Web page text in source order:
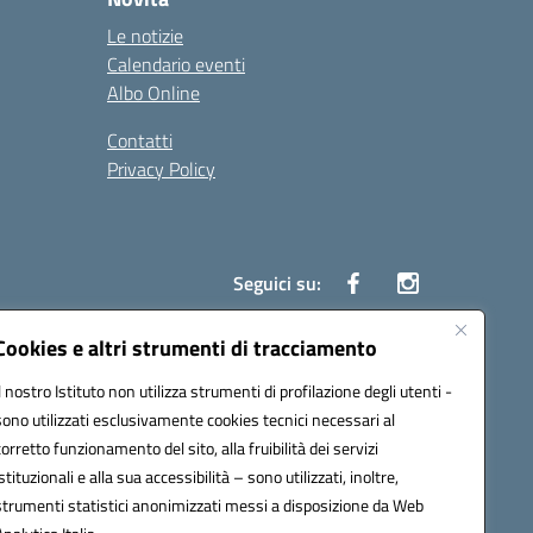
e altri strumenti di tracciamento
nostro Istituto non utilizza strumenti di profilazione degli utenti -
utilizzati esclusivamente cookies tecnici necessari al
funzionamento del sito, alla fruibilità dei servizi
e alla sua accessibilità – sono utilizzati, inoltre,
statistici anonimizzati messi a disposizione da Web
Le notizie
Calendario eventi
Albo Online
Contatti
Privacy Policy
Seguici su: